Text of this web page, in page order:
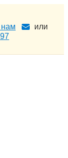
или